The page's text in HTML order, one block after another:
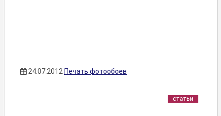
24.07.2012 Печать фотообоев
статьи